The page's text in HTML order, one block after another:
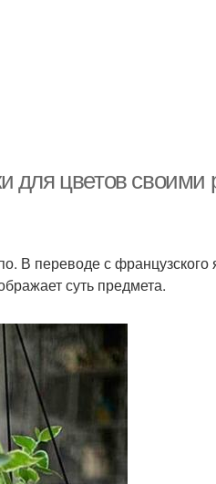
для цветов своими
В переводе с французского
суть предмета.